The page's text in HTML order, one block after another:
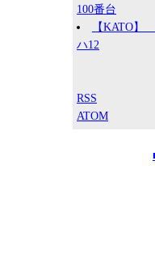
100番台
【KATO
ハ12
RSS
ATOM